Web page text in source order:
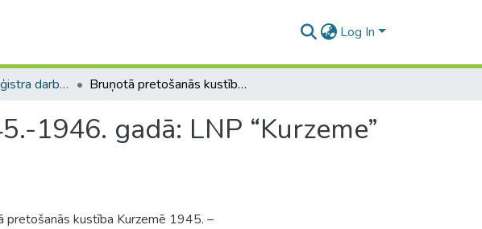
Log In
Bakalaura un maģistra darbi (HZF) / Bachelor's and Master's theses Bruņotā pretošanās kustība Kurzemē 1945.-1946. gadā: LNP “Kurzeme” un LNPA "Kurzeme" piemērs
1946. gadā: LNP “Kurzeme”
pretošanās kustība Kurzemē 1945. –